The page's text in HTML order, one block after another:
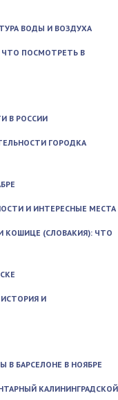
ВОДЫ И ВОЗДУХА
ПОСМОТРЕТЬ В
В РОССИИ
ГОРОДКА
И ИНТЕРЕСНЫЕ МЕСТА
КОШИЦЕ (СЛОВАКИЯ): ЧТО
И
В БАРСЕЛОНЕ В НОЯБРЕ
КАЛИНИНГРАДСКОЙ